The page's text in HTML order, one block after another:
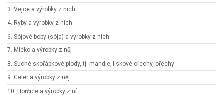
3. Vejce a výrobky z nich
4. Ryby a výrobky z nich
6. Sójové boby (sója) a výrobky z nich
7. Mléko a výrobky z něj
8. Suché skořápkové plody, tj. mandle, lískové ořechy, ořechy
9. Celer a výrobky z něj
10. Hořčice a výrobky z ní